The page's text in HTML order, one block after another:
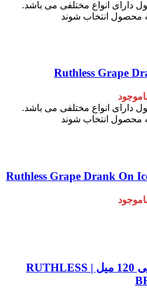
دارای انواع مختلفی می باشد.
محصول انتخاب شوند
دارای انواع مختلفی می باشد.
محصول انتخاب شوند
جویس راتلس تنباکو برزیلی 120 میل | RUTHLESS